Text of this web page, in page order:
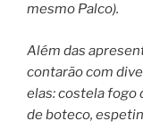
mesmo Palco).
Além das
contarão com
elas: costela fogo
de boteco,